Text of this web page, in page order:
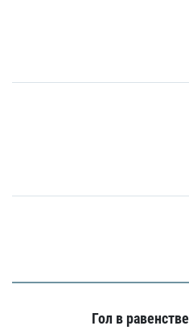
Гол в равенстве